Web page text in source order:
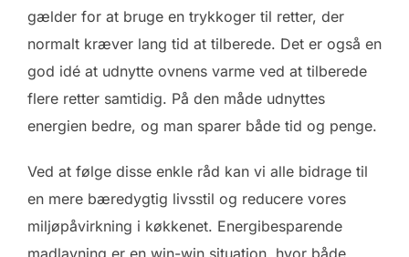
gælder for at bruge en trykkoger til retter, der
normalt kræver lang tid at tilberede. Det er også en
god idé at udnytte ovnens varme ved at tilberede
flere retter samtidig. På den måde udnyttes
energien bedre, og man sparer både tid og penge.
Ved at følge disse enkle råd kan vi alle bidrage til
en mere bæredygtig livsstil og reducere vores
miljøpåvirkning i køkkenet. Energibesparende